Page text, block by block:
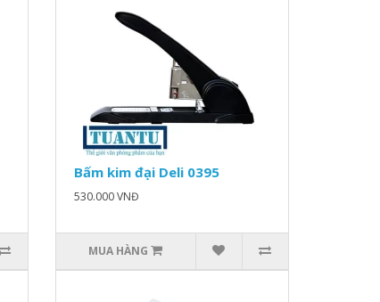
Bấm kim đại Deli 0395
530.000 VNĐ
MUA HÀNG